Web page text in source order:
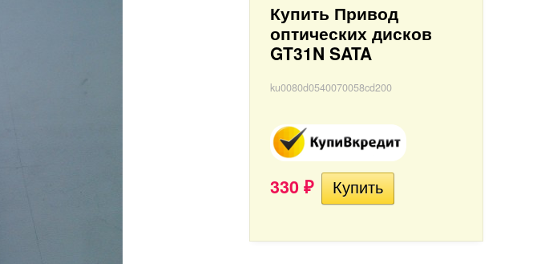
Купить Привод
оптических дисков
GT31N SATA
ku0080d0540070058cd200
330 ₽